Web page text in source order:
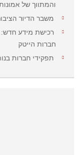
והמתווך של
משבר הדיור
רכישת מידע חדש:
חברות הייטק
תפקידי חברות